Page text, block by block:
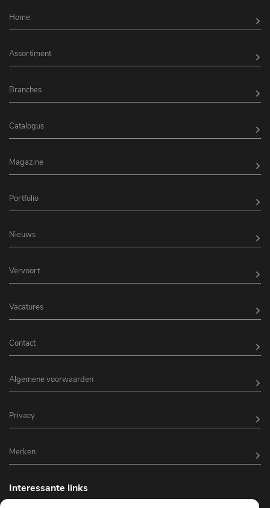
Home
Assortiment
Branches
Catalogus
Magazine
Portfolio
Nieuws
Vervoort
Vacatures
Contact
Algemene voorwaarden
Privacy
Merken
Interessante links